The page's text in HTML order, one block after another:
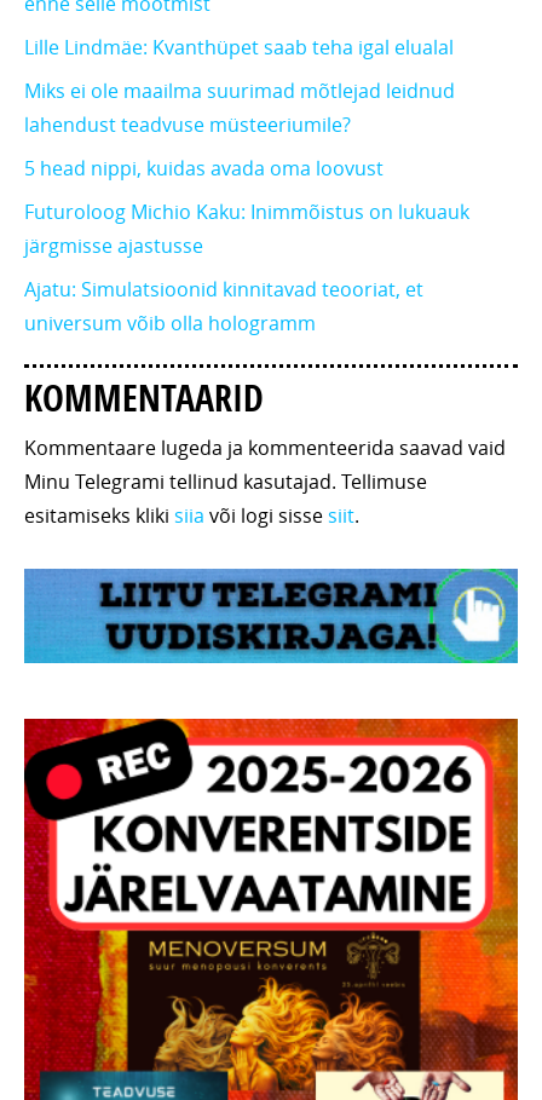
Lille Lindmäe: Kvanthüpet saab teha igal elualal
Miks ei ole maailma suurimad mõtlejad leidnud
lahendust teadvuse müsteeriumile?
5 head nippi, kuidas avada oma loovust
Futuroloog Michio Kaku: Inimmõistus on lukuauk
järgmisse ajastusse
Ajatu: Simulatsioonid kinnitavad teooriat, et
universum võib olla hologramm
KOMMENTAARID
Kommentaare lugeda ja kommenteerida saavad vaid
Minu Telegrami tellinud kasutajad. Tellimuse
esitamiseks kliki siia või logi sissesiit.